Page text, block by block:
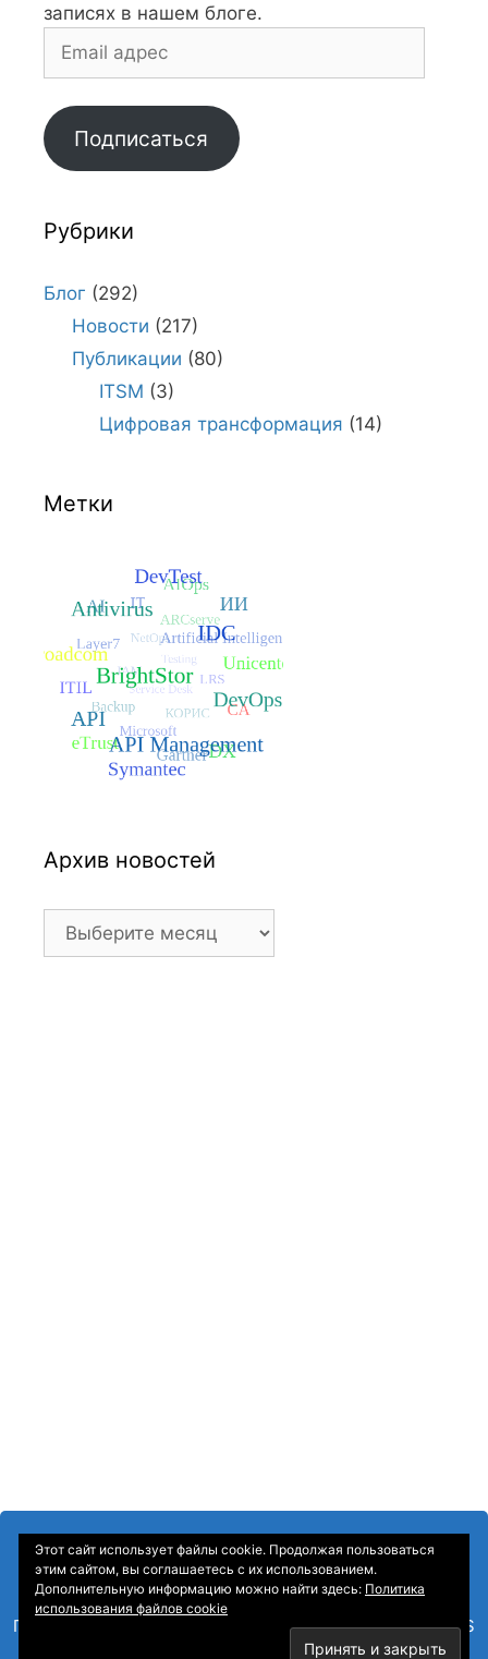
записях в нашем блоге.
адрес
Подписаться
Рубрики
Блог (292)
Новости (217)
Публикации (80)
ITSM (3)
Цифровая трансформация (14)
Метки
Архив новостей
Архив
новостей
Главная Контакты— Sitemap—
RSS
Этот сайт использует файлы cookie. Продолжая пользоваться
этим сайтом, вы соглашаетесь с их использованием.
Дополнительную информацию можно найти здесь: Политика
использования файлов cookie